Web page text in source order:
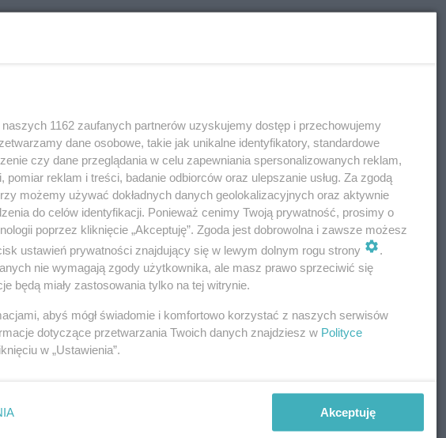
1162 zaufanych partnerów uzyskujemy dostęp i przechowujemy
dane osobowe, takie jak unikalne identyfikatory, standardowe
czy dane przeglądania w celu zapewniania spersonalizowanych reklam,
reklam i treści, badanie odbiorców oraz ulepszanie usług. Za zgodą
możemy używać dokładnych danych geolokalizacyjnych oraz aktywnie
do celów identyfikacji. Ponieważ cenimy Twoją prywatność, prosimy o
poprzez kliknięcie „Akceptuję”. Zgoda jest dobrowolna i zawsze możesz
ustawień prywatności znajdujący się w lewym dolnym rogu strony
nie wymagają zgody użytkownika, ale masz prawo sprzeciwić się
będą miały zastosowania tylko na tej witrynie.
abyś mógł świadomie i komfortowo korzystać z naszych serwisów
dotyczące przetwarzania Twoich danych znajdziesz w Polityce
w „Ustawienia”.
Akceptuję